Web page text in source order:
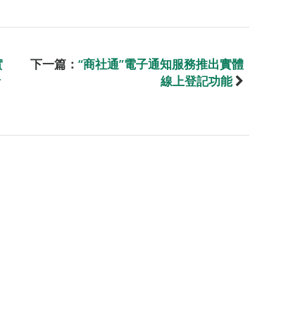
下一篇： “商社通”電子通知服務推出實體
線上登記功能